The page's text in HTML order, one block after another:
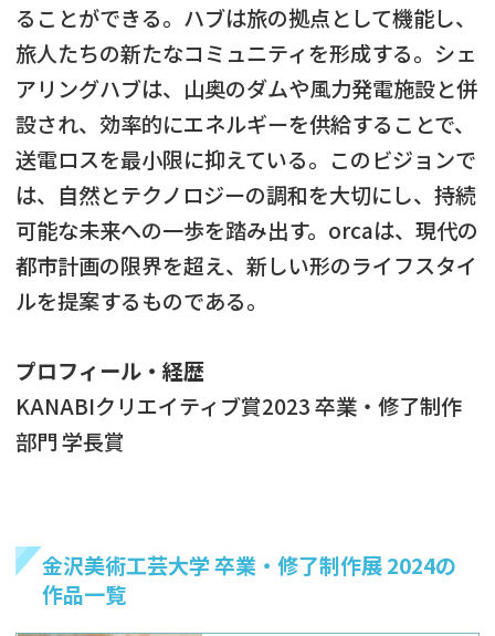
ることができる。ハブは旅の拠点として機能し、
旅人たちの新たなコミュニティを形成する。シェ
アリングハブは、山奥のダムや風力発電施設と併
設され、効率的にエネルギーを供給することで、
送電ロスを最小限に抑えている。このビジョンで
は、自然とテクノロジーの調和を大切にし、持続
可能な未来への一歩を踏み出す。orcaは、現代の
都市計画の限界を超え、新しい形のライフスタイ
ルを提案するものである。
プロフィール・経歴
KANABIクリエイティブ賞2023 卒業・修了制作
部門 学長賞
金沢美術工芸大学 卒業・修了制作展 2024の
作品一覧